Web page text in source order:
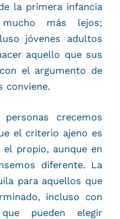
la primera infancia
más lejos;
jóvenes adultos
aquello que sus
el argumento de
conviene.
crecemos
el criterio ajeno es
propio, aunque en
diferente. La
para aquellos que
incluso con
pueden elegir